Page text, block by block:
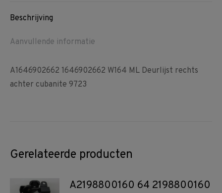
Beschrijving
Aanvullende informatie
A1646902662 1646902662 W164 ML Deurlijst rechts
achter cubanite 9723
Gerelateerde producten
A2198800160 64 2198800160